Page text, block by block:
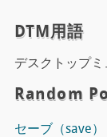
DTM用語
デスクトップ
Random
セーブ（save）